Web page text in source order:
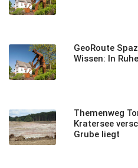
GeoRoute
Wissen: In
Themenweg
Kratersee
Grube liegt